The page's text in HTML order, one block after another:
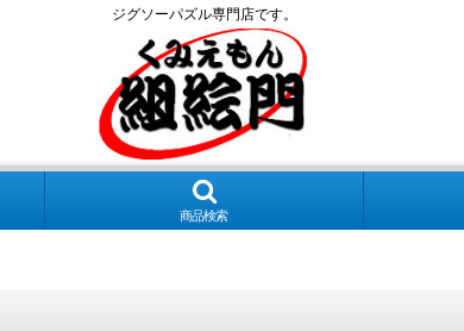
ジグソーパズル専門店です。
商品検索